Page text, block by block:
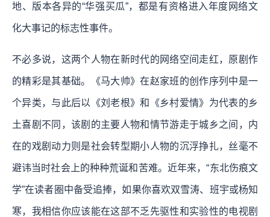
地、版本各异的“华强买瓜”，都是有资格进入年度网络文
化大事记的标志性事件。
不必多说，这两个人物在新时代的网络空间走红，原剧作
的精彩是其基础。《马大帅》在赵家班的创作序列中是一
个异类，与此后以《刘老根》和《乡村爱情》为代表的乡
土喜剧不同，该剧的主要人物和情节游走于城乡之间，内
在的戏剧动力则是社会转型期小人物的沉浮挣扎，丝毫不
避讳当时社会上的种种荒诞和苦难。近年来，“东北伤痕文
学”在读者圈中备受追捧，如果你喜欢双雪涛、班宇或杨知
寒，我相信你应该能在这部不乏先驱性和实验性的电视剧